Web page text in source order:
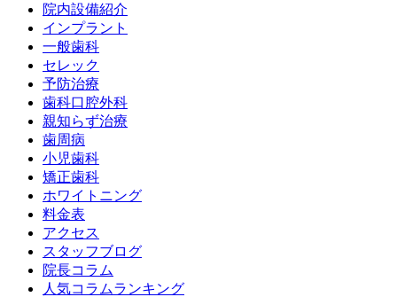
院内設備紹介
インプラント
一般歯科
セレック
予防治療
歯科口腔外科
親知らず治療
歯周病
小児歯科
矯正歯科
ホワイトニング
料金表
アクセス
スタッフブログ
院長コラム
人気コラムランキング